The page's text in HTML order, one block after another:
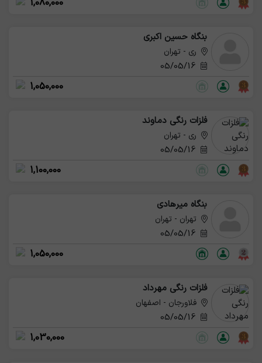
بنگاه حسین اکبری
ری - تهران
05/05/16
1,050,000
فلزات رنگی دماوند
ری - تهران
05/05/16
1,100,000
بنگاه میرهادی
تهران - تهران
05/05/16
1,050,000
فلزات رنگی مهرداد
فلاورجان - اصفهان
05/05/16
1,030,000